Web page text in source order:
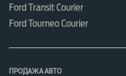
Ford Transit Courier
Ford Tourneo Courier
ПРОДАЖА АВТО